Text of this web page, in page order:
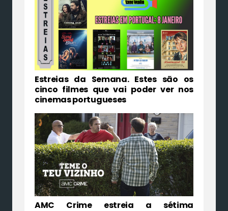
Estreias da Semana. Estes são os
cinco filmes que vai poder ver nos
cinemas portugueses
AMC Crime estreia a sétima